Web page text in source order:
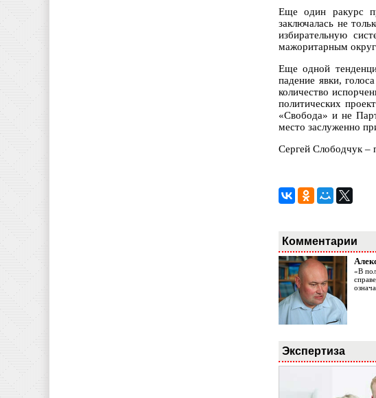
Еще один ракурс
заключалась не
избирательную
мажоритарным
Еще одной
падение явки,
количество
политических
«Свобода» и не
место заслуженно
Сергей Слободчук –
Комментарии
«В
Экспертиза